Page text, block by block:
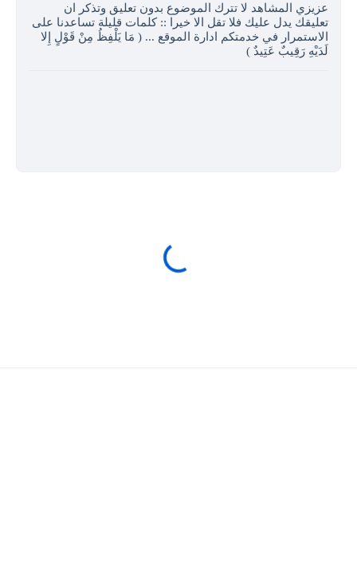
عزيزي المشاهد لا تترك الموضوع بدون تعليق وتذكر ان
تعليقك يدل عليك فلا تقل الا خيرا :: كلمات قليلة تساعدنا على
الاستمرار في خدمتكم ادارة الموقع ... ( مَا يَلْفِظُ مِنْ قَوْلٍ إِلا
لَدَيْهِ رَقِيبٌ عَتِيدٌ )